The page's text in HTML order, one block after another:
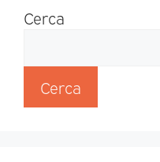
Cerca
Cerca